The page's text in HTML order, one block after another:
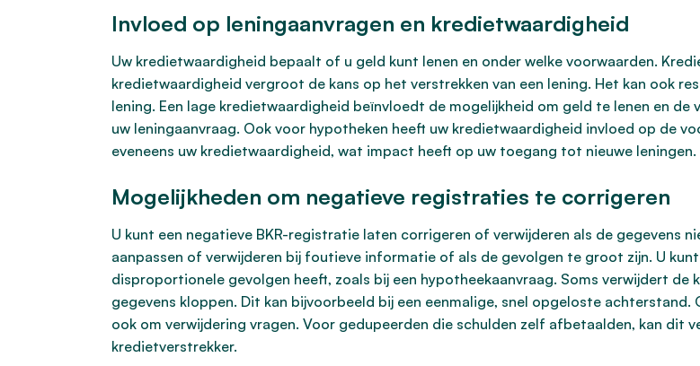
Invloed op leningaanvragen en kredietwaardigheid
Uw kredietwaardigheid bepaalt of u geld kunt lenen en onder welke voorwaarden.
kredietwaardigheid vergroot de kans op het verstrekken van een lening. Het kan ook
lening. Een lage kredietwaardigheid beïnvloedt de mogelijkheid om geld te lenen en
uw leningaanvraag. Ook voor hypotheken heeft uw kredietwaardigheid invloed op de
eveneens uw kredietwaardigheid, wat impact heeft op uw toegang tot nieuwe leningen.
Mogelijkheden om negatieve registraties te corrigeren
U kunt een negatieve BKR-registratie laten corrigeren of verwijderen als de gegevens
aanpassen of verwijderen bij foutieve informatie of als de gevolgen te groot zijn. U
disproportionele gevolgen heeft, zoals bij een hypotheekaanvraag. Soms verwijdert
gegevens kloppen. Dit kan bijvoorbeeld bij een eenmalige, snel opgeloste
ook om verwijdering vragen. Voor gedupeerden die schulden zelf afbetaalden, kan dit
kredietverstrekker.